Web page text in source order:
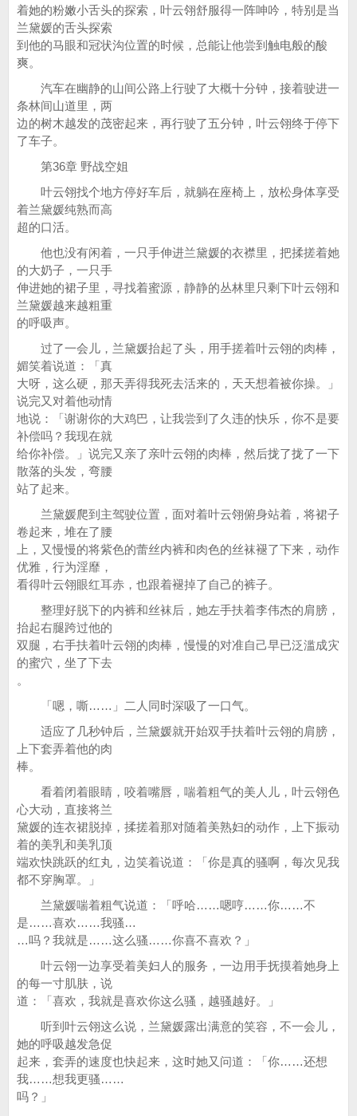
着她的粉嫩小舌头的探索，叶云翎舒服得一阵呻吟，特别是当
兰黛媛的舌头探索
到他的马眼和冠状沟位置的时候，总能让他尝到触电般的酸
爽。
汽车在幽静的山间公路上行驶了大概十分钟，接着驶进一
条林间山道里，两
边的树木越发的茂密起来，再行驶了五分钟，叶云翎终于停下
了车子。
第36章 野战空姐
叶云翎找个地方停好车后，就躺在座椅上，放松身体享受
着兰黛媛纯熟而高
超的口活。
他也没有闲着，一只手伸进兰黛媛的衣襟里，把揉搓着她
的大奶子，一只手
伸进她的裙子里，寻找着蜜源，静静的丛林里只剩下叶云翎和
兰黛媛越来越粗重
的呼吸声。
过了一会儿，兰黛媛抬起了头，用手搓着叶云翎的肉棒，
媚笑着说道：「真
大呀，这么硬，那天弄得我死去活来的，天天想着被你操。」
说完又对着他动情
地说：「谢谢你的大鸡巴，让我尝到了久违的快乐，你不是要
补偿吗？我现在就
给你补偿。」说完又亲了亲叶云翎的肉棒，然后拢了拢了一下
散落的头发，弯腰
站了起来。
兰黛媛爬到主驾驶位置，面对着叶云翎俯身站着，将裙子
卷起来，堆在了腰
上，又慢慢的将紫色的蕾丝内裤和肉色的丝袜褪了下来，动作
优雅，行为淫靡，
看得叶云翎眼红耳赤，也跟着褪掉了自己的裤子。
整理好脱下的内裤和丝袜后，她左手扶着李伟杰的肩膀，
抬起右腿跨过他的
双腿，右手扶着叶云翎的肉棒，慢慢的对准自己早已泛滥成灾
的蜜穴，坐了下去
。
「嗯，嘶……」二人同时深吸了一口气。
适应了几秒钟后，兰黛媛就开始双手扶着叶云翎的肩膀，
上下套弄着他的肉
棒。
看着闭着眼睛，咬着嘴唇，喘着粗气的美人儿，叶云翎色
心大动，直接将兰
黛媛的连衣裙脱掉，揉搓着那对随着美熟妇的动作，上下振动
着的美乳和美乳顶
端欢快跳跃的红丸，边笑着说道：「你是真的骚啊，每次见我
都不穿胸罩。」
兰黛媛喘着粗气说道：「呼哈……嗯哼……你……不
是……喜欢……我骚…
…吗？我就是……这么骚……你喜不喜欢？」
叶云翎一边享受着美妇人的服务，一边用手抚摸着她身上
的每一寸肌肤，说
道：「喜欢，我就是喜欢你这么骚，越骚越好。」
听到叶云翎这么说，兰黛媛露出满意的笑容，不一会儿，
她的呼吸越发急促
起来，套弄的速度也快起来，这时她又问道：「你……还想
我……想我更骚……
吗？」